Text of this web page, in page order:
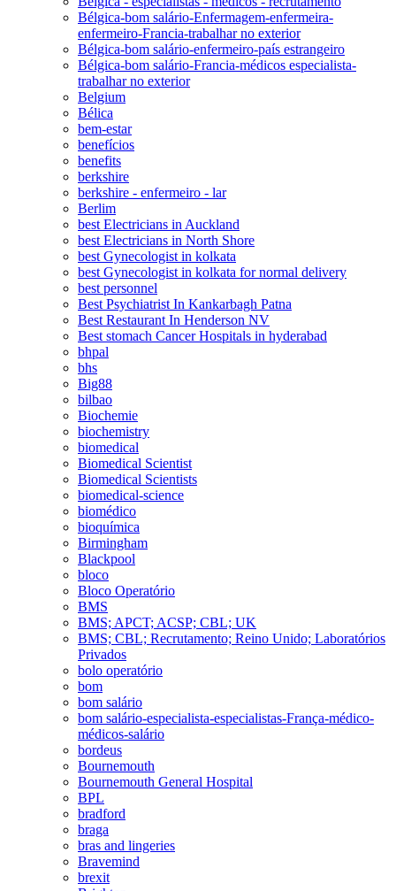
Bélgica-bom salário-Enfermagem-enfermeira-
enfermeiro-Francia-trabalhar no exterior
Bélgica-bom salário-enfermeiro-país estrangeiro
Bélgica-bom salário-Francia-médicos especialista-
trabalhar no exterior
Belgium
Bélica
bem-estar
benefícios
benefits
berkshire
berkshire - enfermeiro - lar
Berlim
best Electricians in Auckland
best Electricians in North Shore
best Gynecologist in kolkata
best Gynecologist in kolkata for normal delivery
best personnel
Best Psychiatrist In Kankarbagh Patna
Best Restaurant In Henderson NV
Best stomach Cancer Hospitals in hyderabad
bhpal
bhs
Big88
bilbao
Biochemie
biochemistry
biomedical
Biomedical Scientist
Biomedical Scientists
biomedical-science
biomédico
bioquímica
Birmingham
Blackpool
bloco
Bloco Operatório
BMS
BMS; APCT; ACSP; CBL; UK
BMS; CBL; Recrutamento; Reino Unido; Laboratórios
Privados
bolo operatório
bom
bom salário
bom salário-especialista-especialistas-França-médico-
médicos-salário
bordeus
Bournemouth
Bournemouth General Hospital
BPL
bradford
braga
bras and lingeries
Bravemind
brexit